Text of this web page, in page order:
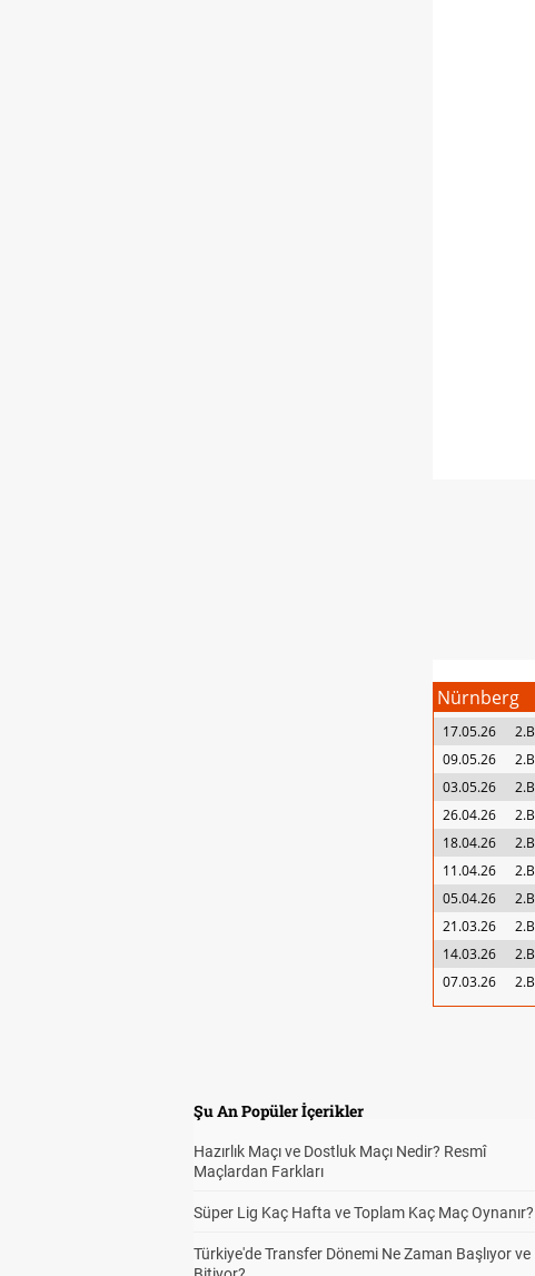
Nürnberg
17.05.26
2.B
09.05.26
2.B
03.05.26
2.B
26.04.26
2.B
18.04.26
2.B
11.04.26
2.B
05.04.26
2.B
21.03.26
2.B
14.03.26
2.B
07.03.26
2.B
Şu An Popüler İçerikler
Hazırlık Maçı ve Dostluk Maçı Nedir? Resmî
Maçlardan Farkları
Süper Lig Kaç Hafta ve Toplam Kaç Maç Oynanır?
Türkiye'de Transfer Dönemi Ne Zaman Başlıyor ve